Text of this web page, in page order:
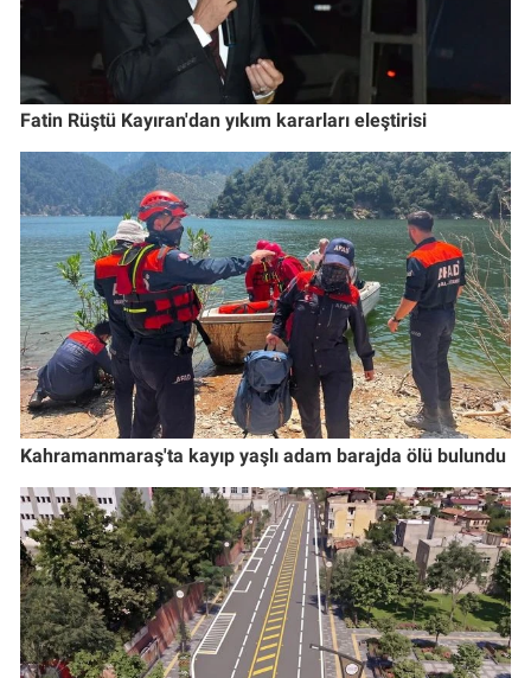
Fatin Rüştü Kayıran'dan yıkım kararları eleştirisi
Kahramanmaraş'ta kayıp yaşlı adam barajda ölü bulundu